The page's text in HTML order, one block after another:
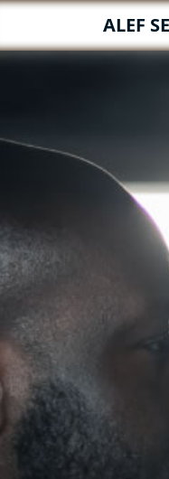
ALEF